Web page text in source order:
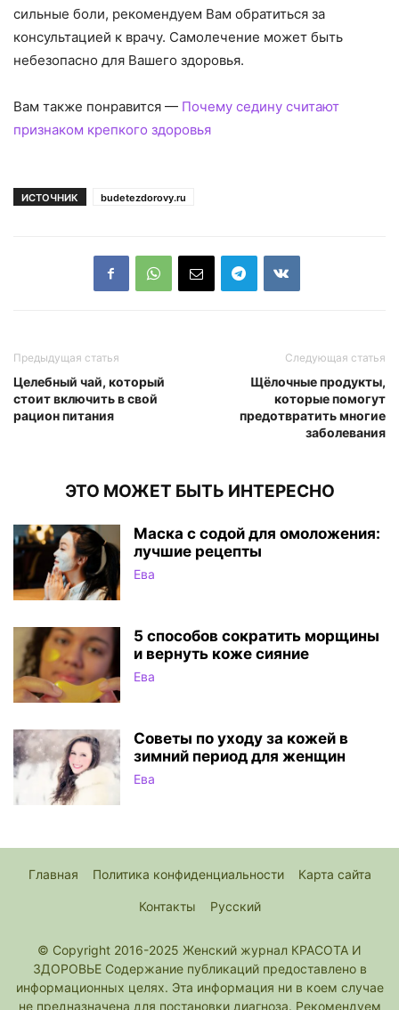
сильные боли, рекомендуем Вам обратиться за
консультацией к врачу. Самолечение может быть
небезопасно для Вашего здоровья.
Вам также понравится — Почему седину считают
признаком крепкого здоровья
ИСТОЧНИК budetezdorovy.ru
Предыдущая статья
Целебный чай, который
стоит включить в свой
рацион питания
Следующая статья
Щёлочные продукты,
которые помогут
предотвратить многие
заболевания
ЭТО МОЖЕТ БЫТЬ ИНТЕРЕСНО
Маска с содой для омоложения:
лучшие рецепты
Ева
5 способов сократить морщины
и вернуть коже сияние
Ева
Советы по уходу за кожей в
зимний период для женщин
Ева
Главная Политика конфиденциальности Карта сайта
Контакты Русский
© Copyright 2016-2025 Женский журнал КРАСОТА И
ЗДОРОВЬЕ Содержание публикаций предоставлено в
информационных целях. Эта информация ни в коем случае
не предназначена для постановки диагноза. Рекомендуем